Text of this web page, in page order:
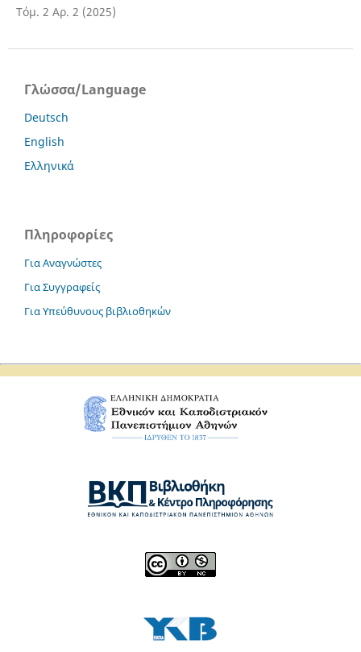
Τόμ. 2 Αρ. 2 (2025)
Γλώσσα/Language
Deutsch
English
Ελληνικά
Πληροφορίες
Για Αναγνώστες
Για Συγγραφείς
Για Υπεύθυνους βιβλιοθηκών